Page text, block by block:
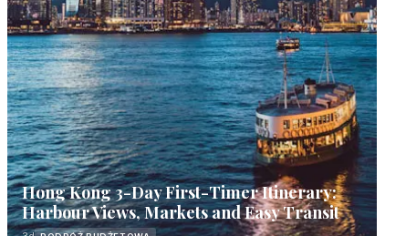
Hong Kong 3-Day First-Timer Itinerary:
Harbour Views, Markets and Easy Transit